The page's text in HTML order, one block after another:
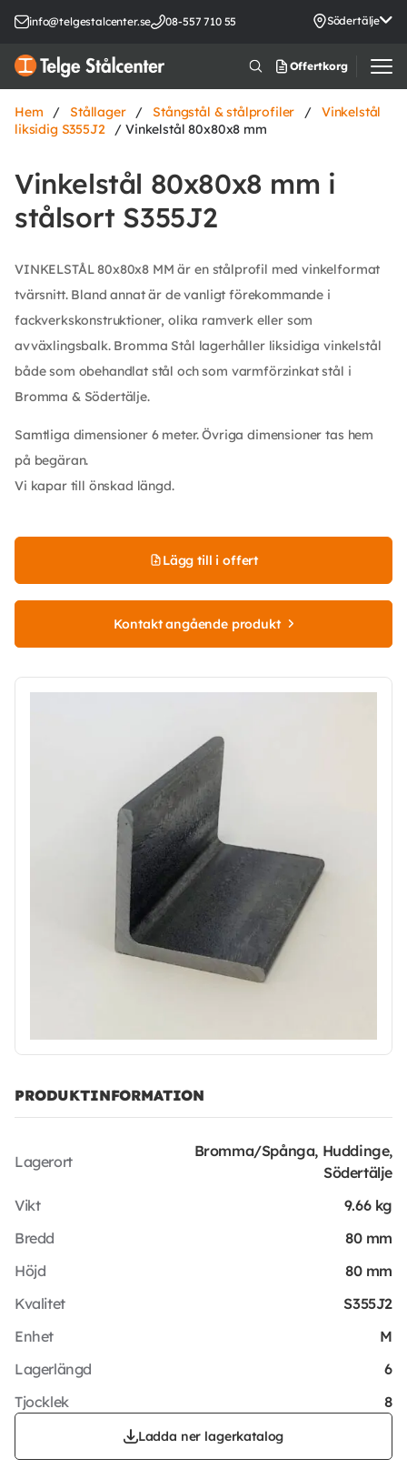
info@telgestalcenter.se 08-557 710 55 Södertälje
Offertkorg
Hem / Stållager / Stångstål & stålprofiler /
Vinkelstål
liksidig S355J2
/ Vinkelstål 80x80x8 mm
Vinkelstål 80x80x8 mm i
stålsort S355J2
VINKELSTÅL 80x80x8 MM är en stålprofil med vinkelformat
tvärsnitt. Bland annat är de vanligt förekommande i
fackverkskonstruktioner, olika ramverk eller som
avväxlingsbalk. Bromma Stål lagerhåller liksidiga vinkelstål
både som obehandlat stål och som varmförzinkat stål i
Bromma & Södertälje.
Samtliga dimensioner 6 meter. Övriga dimensioner tas hem
på begäran.
Vi kapar till önskad längd.
Lägg till i offert
Kontakt angående produkt
PRODUKTINFORMATION
Lagerort
Bromma/Spånga, Huddinge,
Södertälje
Vikt
9.66 kg
Bredd
80 mm
Höjd
80 mm
Kvalitet
S355J2
Enhet
M
Lagerlängd
6
Tjocklek
8
Ladda ner lagerkatalog